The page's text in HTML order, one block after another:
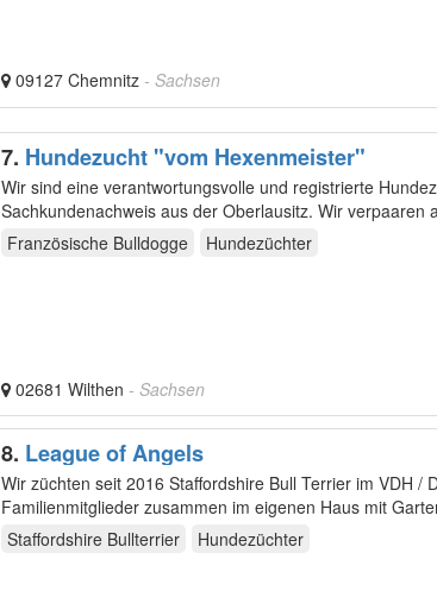
09127 Chemnitz - Sachsen
7. Hundezucht "vom Hexenmeister"
Wir sind eine verantwortungsvolle und registrierte
Sachkundenachweis aus der Oberlausitz. Wir
Französische Bulldogge
Hundezüchter
02681 Wilthen - Sachsen
8. League of Angels
Wir züchten seit 2016 Staffordshire Bull Terrier im VDH / DCBT. Unsere Hunde leben
Familienmitglieder zusammen im eigenen Haus mit Garten. Unsere Welpen wachsen bei uns im
auf…
Staffordshire Bullterrier Hundezüchter